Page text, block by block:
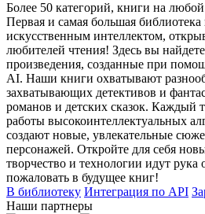
Более 50 категорий, книги на
Первая и самая большая
искусственным интеллектом,
любителей чтения! Здесь вы
произведения, созданные при
AI. Наши книги охватывают
захватывающих детективов и
романов и детских сказок. Каждый
работы высокоинтеллектуальных
создают новые, увлекательные
персонажей. Откройте для себя
творчество и технологии идут рука
пожаловать в будущее книг!
В библиотеку Интеграция по API
Наши партнеры